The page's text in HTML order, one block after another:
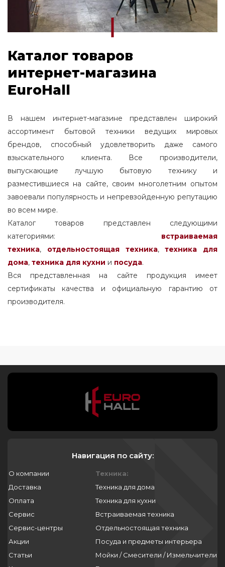
Каталог товаров
интернет-магазина
EuroHall
В нашем интернет-магазине представлен широкий
ассортимент бытовой техники ведущих мировых
брендов, способный удовлетворить даже самого
взыскательного клиента. Все производители,
выпускающие лучшую бытовую технику и
разместившиеся на сайте, своим многолетним опытом
завоевали популярность и непревзойденную репутацию
во всем мире.
Каталог товаров представлен следующими
категориями: встраиваемая
техника, отдельностоящаятехника,
техника для
дома, техника для кухни и посуда.
Вся представленная на сайте продукция имеет
сертификаты качества и официальную гарантию от
производителя.
Навигация по сайту:
О компании
Доставка
Оплата
Сервис
Сервис-центры
Акции
Статьи
Техника:
Техника для дома
Техника для кухни
Встраиваемая техника
Отдельностоящая техника
Посуда и предметы интерьера
Мойки / Смесители / Измельчители